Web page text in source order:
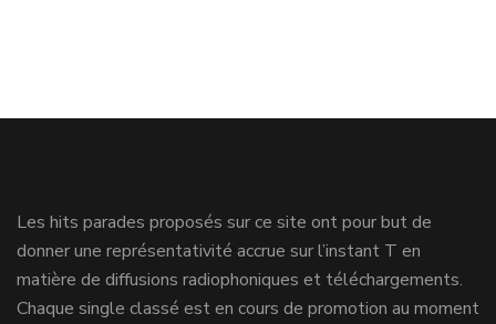
Les hits parades proposés sur ce site ont pour but de
donner une représentativité accrue sur l’instant T en
matière de diffusions radiophoniques et téléchargements.
Chaque single classé est en cours de promotion au moment